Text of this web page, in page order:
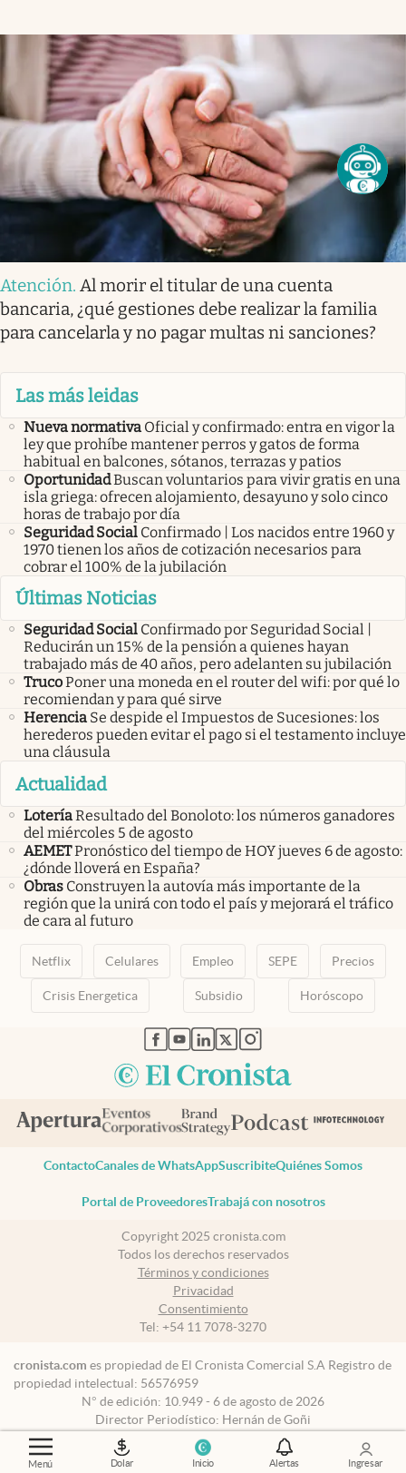
Menú Dolar Inicio Alertas Ingresar
Atención. Al morir el titular de una cuenta
bancaria, ¿qué gestiones debe realizar la familia
para cancelarla y no pagar multas ni sanciones?
Las más leidas
Nueva normativa Oficial y confirmado: entra en vigor la
ley que prohíbe mantener perros y gatos de forma
habitual en balcones, sótanos, terrazas y patios
OportunidadBuscan voluntarios para vivir gratis en una
isla griega: ofrecen alojamiento, desayuno y solo cinco
horas de trabajo por día
Seguridad Social Confirmado | Los nacidos entre 1960 y
1970 tienen los años de cotización necesarios para
cobrar el 100% de la jubilación
Últimas Noticias
Seguridad Social Confirmado por Seguridad Social |
Reducirán un 15% de la pensión a quienes hayan
trabajado más de 40 años, pero adelanten su jubilación
TrucoPoner una moneda en el router del wifi: por qué lo
recomiendan y para qué sirve
Herencia Se despide el Impuestos de Sucesiones: los
herederos pueden evitar el pago si el testamento incluye
una cláusula
Actualidad
LoteríaResultado del Bonoloto: los números ganadores
del miércoles 5 de agosto
AEMETPronóstico del tiempo de HOY jueves 6 de agosto:
¿dónde lloverá en España?
Obras Construyen la autovía más importante de la
región que la unirá con todo el país y mejorará el tráfico
de cara al futuro
Netflix Celulares Empleo SEPE Precios
Crisis Energetica Subsidio Horóscopo
abre en nueva pestaña
abre en nueva pestaña
abre en nueva pestaña
abre en nueva pestaña
abre en nueva pestaña
ContactoCanales de WhatsAppSuscribiteQuiénes Somos
Portal de ProveedoresTrabajá con nosotros
Copyright 2025 cronista.com
Todos los derechos reservados
Términos y condiciones
Privacidad
Consentimiento
Tel: +54 11 7078-3270
cronista.com es propiedad de El Cronista Comercial S.A Registro de
propiedad intelectual: 56576959
N° de edición: 10.949 - 6 de agosto de 2026
Director Periodístico: Hernán de Goñi